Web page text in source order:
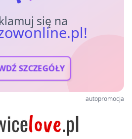
się na
SZCZEGÓŁY
autopromocja